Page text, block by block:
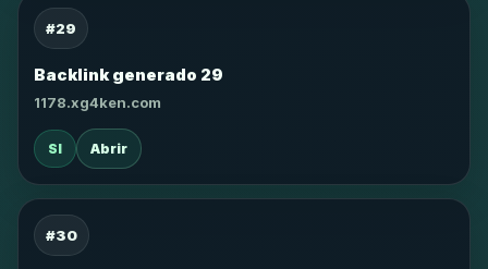
#29
Backlink generado 29
1178.xg4ken.com
SI Abrir
#30